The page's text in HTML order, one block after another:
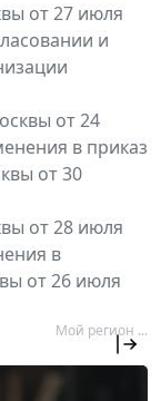
от 27 июля
и
от 24
в приказ
от 30
от 28 июля
в
от 26 июля
Мой регион ...